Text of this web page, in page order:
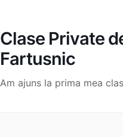
Clase Private
Fartusnic
Am ajuns la prima mea